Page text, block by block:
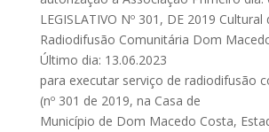
LEGISLATIVO Nº 301, DE 2019 Cultural
Radiodifusão Comunitária Dom
Último dia: 13.06.2023
para executar serviço de radiodifusão
(nº 301 de 2019, na Casa de
Município de Dom Macedo Costa,